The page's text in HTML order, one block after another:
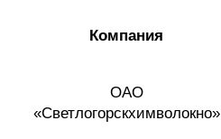
Компания
ОАО
«Светлогорскхимволокно»